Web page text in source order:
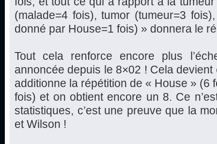
(malade=4 fois), tumor (tumeur=3
donné par House=1 fois) » donnera le
Tout cela renforce encore plus
annoncée depuis le 8×02 ! Cela
additionne la répétition de « House » (6
fois) et on obtient encore un 8. Ce
statistiques, c’est une preuve que la
et Wilson !